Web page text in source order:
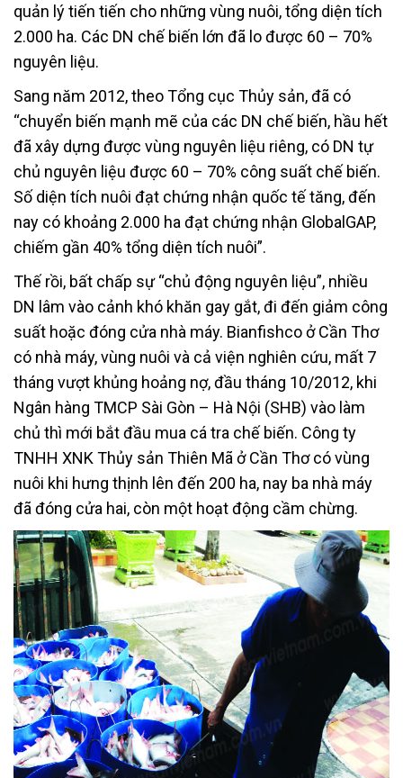
quản lý tiến tiến cho những vùng nuôi, tổng diện tích
2.000 ha. Các DN chế biến lớn đã lo được 60 – 70%
nguyên liệu.
Sang năm 2012, theo Tổng cục Thủy sản, đã có
“chuyển biến mạnh mẽ của các DN chế biến, hầu hết
đã xây dựng được vùng nguyên liệu riêng, có DN tự
chủ nguyên liệu được 60 – 70% công suất chế biến.
Số diện tích nuôi đạt chứng nhận quốc tế tăng, đến
nay có khoảng 2.000 ha đạt chứng nhận GlobalGAP,
chiếm gần 40% tổng diện tích nuôi”.
Thế rồi, bất chấp sự “chủ động nguyên liệu”, nhiều
DN lâm vào cảnh khó khăn gay gắt, đi đến giảm công
suất hoặc đóng cửa nhà máy. Bianfishco ở Cần Thơ
có nhà máy, vùng nuôi và cả viện nghiên cứu, mất 7
tháng vượt khủng hoảng nợ, đầu tháng 10/2012, khi
Ngân hàng TMCP Sài Gòn – Hà Nội (SHB) vào làm
chủ thì mới bắt đầu mua cá tra chế biến. Công ty
TNHH XNK Thủy sản Thiên Mã ở Cần Thơ có vùng
nuôi khi hưng thịnh lên đến 200 ha, nay ba nhà máy
đã đóng cửa hai, còn một hoạt động cầm chừng.